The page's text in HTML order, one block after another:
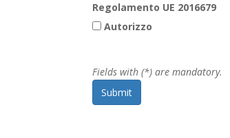
Regolamento UE 2016679
Autorizzo
Fields with (*) are mandatory.